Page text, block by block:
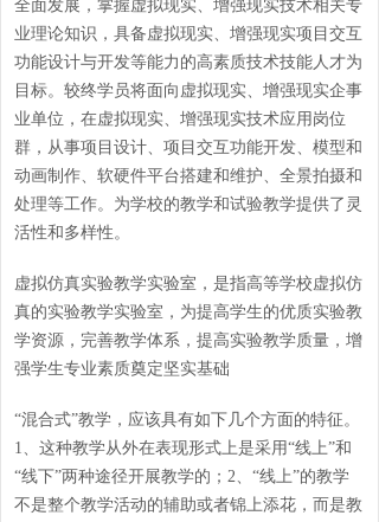
全面发展，掌握虚拟现实、增强现实技术相关专
业理论知识，具备虚拟现实、增强现实项目交互
功能设计与开发等能力的高素质技术技能人才为
目标。较终学员将面向虚拟现实、增强现实企事
业单位，在虚拟现实、增强现实技术应用岗位
群，从事项目设计、项目交互功能开发、模型和
动画制作、软硬件平台搭建和维护、全景拍摄和
处理等工作。为学校的教学和试验教学提供了灵
活性和多样性。
虚拟仿真实验教学实验室，是指高等学校虚拟仿
真的实验教学实验室，为提高学生的优质实验教
学资源，完善教学体系，提高实验教学质量，增
强学生专业素质奠定坚实基础
“混合式”教学，应该具有如下几个方面的特征。
1、这种教学从外在表现形式上是采用“线上”和
“线下”两种途径开展教学的；2、“线上”的教学
不是整个教学活动的辅助或者锦上添花，而是教